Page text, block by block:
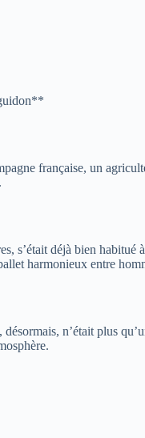
française, un
s’était déjà bien
harmonieux entre
n’était plus